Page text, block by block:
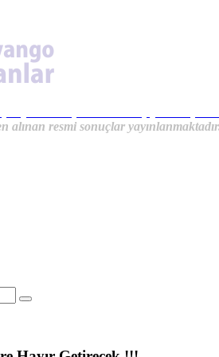
alınan resmi sonuçlar